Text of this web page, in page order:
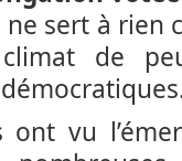
ne sert à rien
de
ont vu